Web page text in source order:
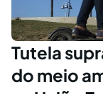
Tutela
do meio